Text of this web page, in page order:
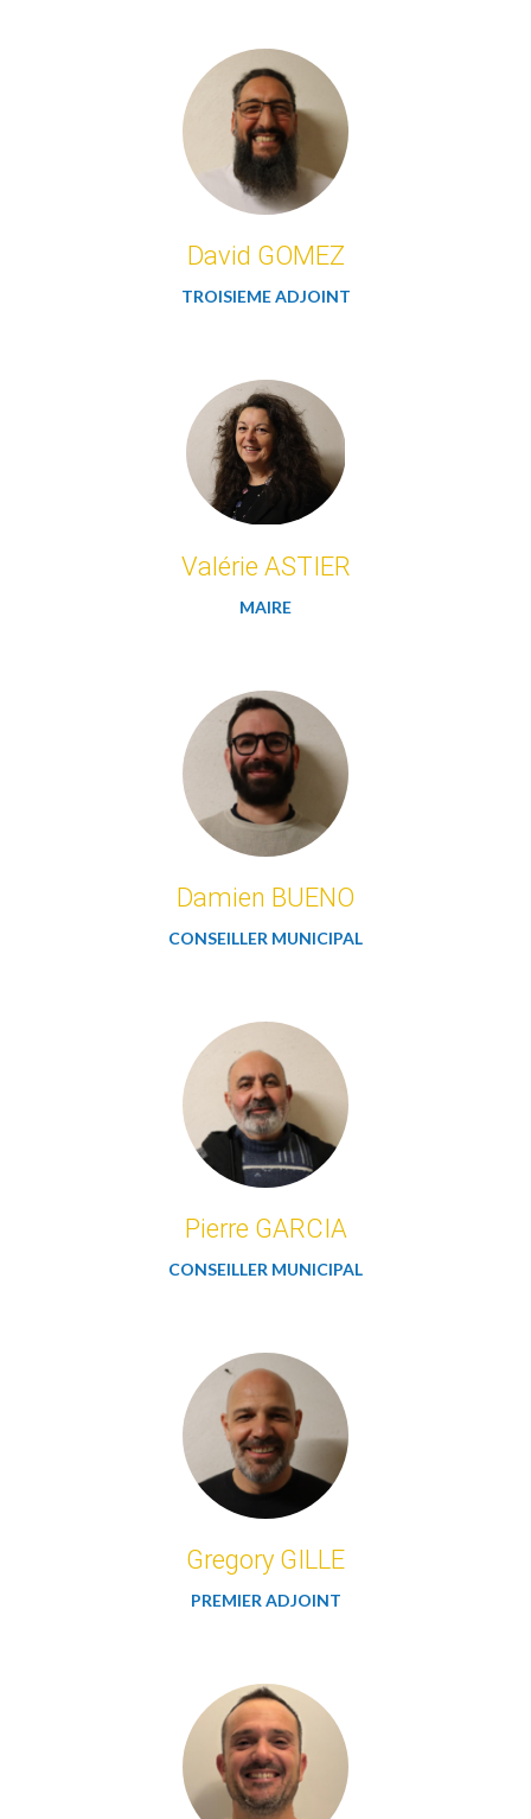
David GOMEZ
TROISIEME ADJOINT
Valérie ASTIER
MAIRE
Damien BUENO
CONSEILLER MUNICIPAL
Pierre GARCIA
CONSEILLER MUNICIPAL
Gregory GILLE
PREMIER ADJOINT